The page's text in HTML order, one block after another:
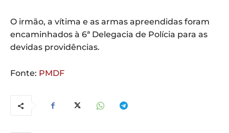
O irmão, a vítima e as armas apreendidas foram
encaminhados à 6ª Delegacia de Polícia para as
devidas providências.
Fonte: PMDF